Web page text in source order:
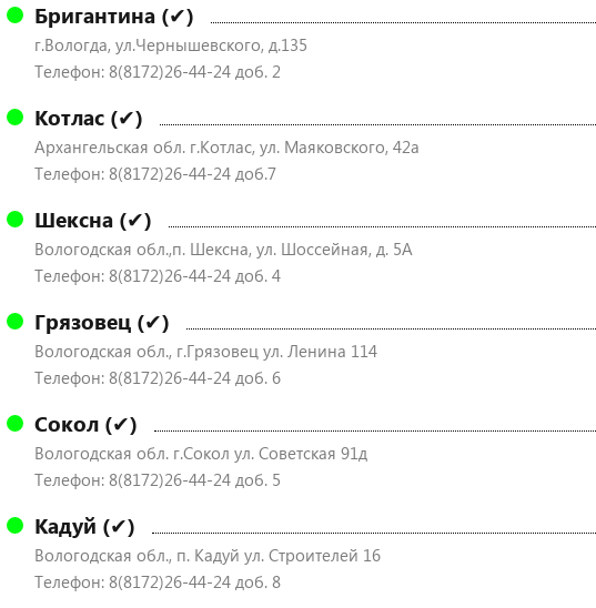
Бригантина (✔)
г.Вологда, ул.Чернышевского, д.135
Телефон: 8(8172)26-44-24 доб. 2
Котлас (✔)
Архангельская обл. г.Котлас, ул. Маяковского, 42а
Телефон: 8(8172)26-44-24 доб.7
Шексна (✔)
Вологодская обл.,п. Шексна, ул. Шоссейная, д. 5А
Телефон: 8(8172)26-44-24 доб. 4
Грязовец (✔)
Вологодская обл., г.Грязовец ул. Ленина 114
Телефон: 8(8172)26-44-24 доб. 6
Сокол (✔)
Вологодская обл. г.Сокол ул. Советская 91д
Телефон: 8(8172)26-44-24 доб. 5
Кадуй (✔)
Вологодская обл., п. Кадуй ул. Строителей 16
Телефон: 8(8172)26-44-24 доб. 8